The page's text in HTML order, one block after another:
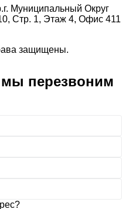
Муниципальный Округ
Стр. 1, Этаж 4, Офис 411
защищены.
мы перезвоним